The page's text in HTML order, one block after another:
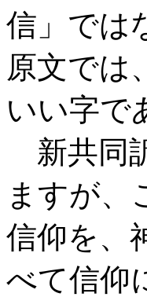
信」では
原文では
いい字で
新共同
ますが、
信仰を、
べて信仰